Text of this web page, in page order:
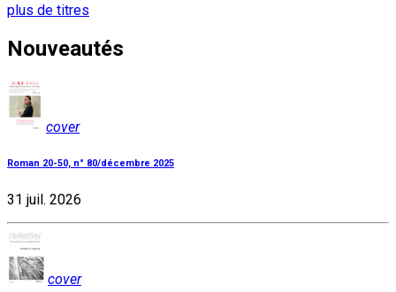
plus de titres
Nouveautés
cover
Roman 20-50, n° 80/décembre 2025
31 juil. 2026
cover